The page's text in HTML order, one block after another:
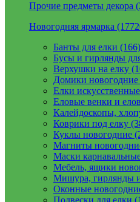
Прочие предметы декора
Новогодняя ярмарка
Банты для елки (166)
Бусы и гирлянды
Верхушки на елку
Домики
Елки
Еловые венки и
Калейдоскопы,
Коврики под елку
Куклы новогодние
Магниты
Маски
Мебель, ящики
Мишура, гирлянды
Оконные
Подвески для елки